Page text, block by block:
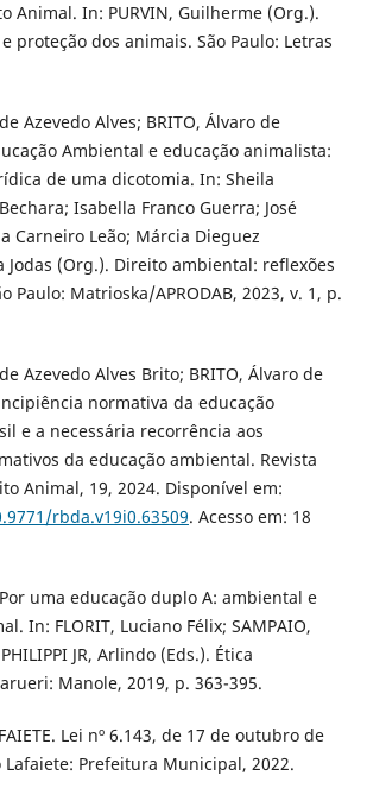
Animal. In: PURVIN, Guilherme (Org.).
proteção dos animais. São Paulo: Letras
Azevedo Alves; BRITO, Álvaro de
Ambiental e educação animalista:
de uma dicotomia. In: Sheila
Isabella Franco Guerra; José
Carneiro Leão; Márcia Dieguez
Jodas (Org.). Direito ambiental: reflexões
Paulo: Matrioska/APRODAB, 2023, v. 1, p.
Azevedo Alves Brito; BRITO, Álvaro de
normativa da educação
e a necessária recorrência aos
da educação ambiental. Revista
Animal, 19, 2024. Disponível em:
rbda.v19i0.63509. Acesso em: 18
Por uma educação duplo A: ambiental e
In: FLORIT, Luciano Félix; SAMPAIO,
JR, Arlindo (Eds.). Ética
Manole, 2019, p. 363-395.
Lei nº 6.143, de 17 de outubro de
Lafaiete: Prefeitura Municipal, 2022.